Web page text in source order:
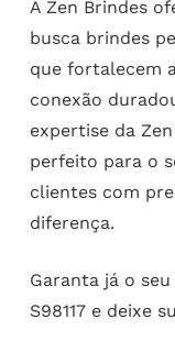
A Zen Brindes
busca brindes
que fortalecem
conexão
expertise da
perfeito para o
clientes com
diferença.
Garanta já o
S98117 e deixe